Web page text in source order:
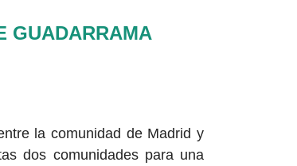
GUADARRAMA
la comunidad de Madrid y
dos comunidades para una